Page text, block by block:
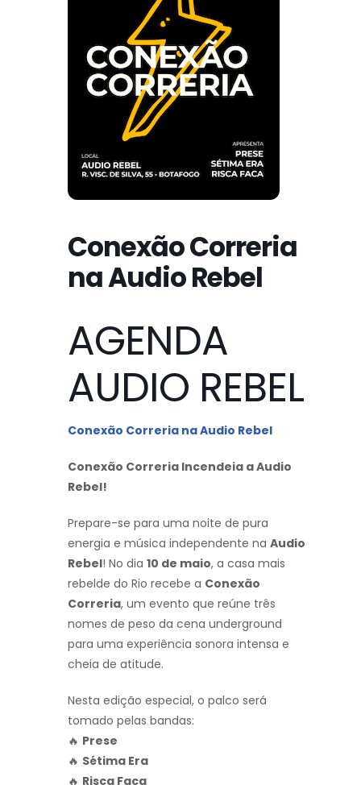
Conexão Correria
na Audio Rebel
AGENDA
AUDIO REBEL
Conexão Correria na Audio Rebel
Conexão Correria Incendeia a Audio
Rebel!
Prepare-se para uma noite de pura
energia e música independente na Audio
Rebel! No dia 10 de maio, a casa mais
rebelde do Rio recebe a Conexão
Correria, um evento que reúne três
nomes de peso da cena underground
para uma experiência sonora intensa e
cheia de atitude.
Nesta edição especial, o palco será
tomado pelas bandas:
🔥 Prese
🔥 Sétima Era
🔥 Risca Faca